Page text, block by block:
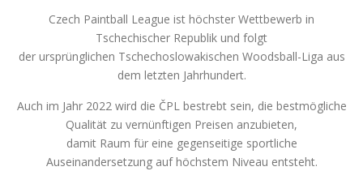
Czech Paintball League ist höchster Wettbewerb in
Tschechischer Republik und folgt
der ursprünglichen Tschechoslowakischen Woodsball-Liga aus
dem letzten Jahrhundert.
Auch im Jahr 2022 wird die ČPL bestrebt sein, die bestmögliche
Qualität zu vernünftigen Preisen anzubieten,
damit Raum für eine gegenseitige sportliche
Auseinandersetzung auf höchstem Niveau entsteht.